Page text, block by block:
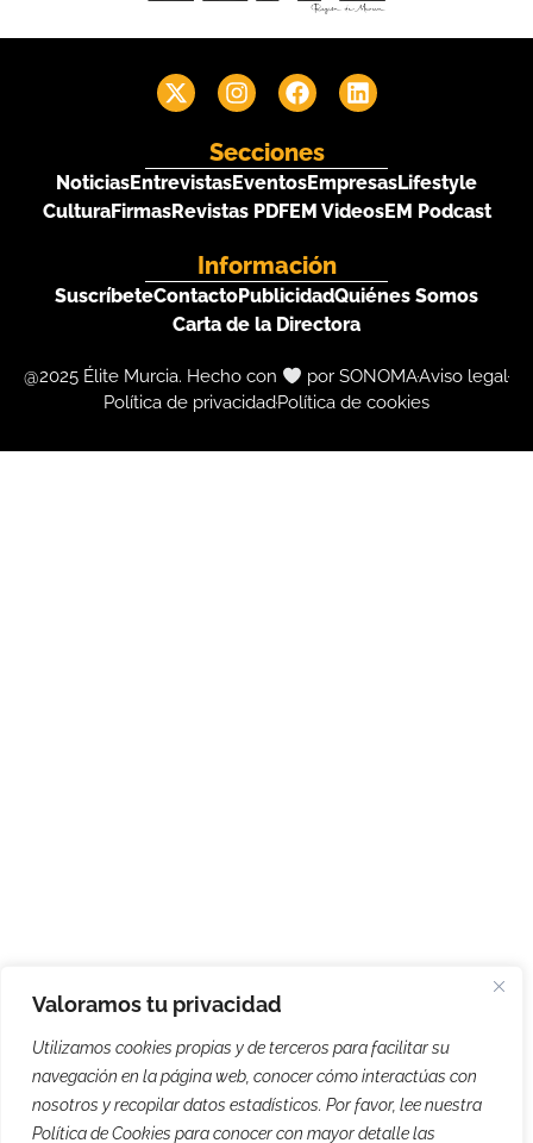
Valoramos tu privacidad
Utilizamos cookies propias y de terceros para facilitar su
navegación en la página web, conocer cómo interactúas con
nosotros y recopilar datos estadísticos. Por favor, lee nuestra
Política de Cookies para conocer con mayor detalle las
Secciones
NoticiasEntrevistasEventosEmpresasLifestyle
CulturaFirmasRevistas PDFEM VideosEM Podcast
Información
SuscríbeteContactoPublicidadQuiénes Somos
Carta de la Directora
@2025 Élite Murcia. Hecho con por SONOMAAviso legal
Política de privacidadPolítica de cookies